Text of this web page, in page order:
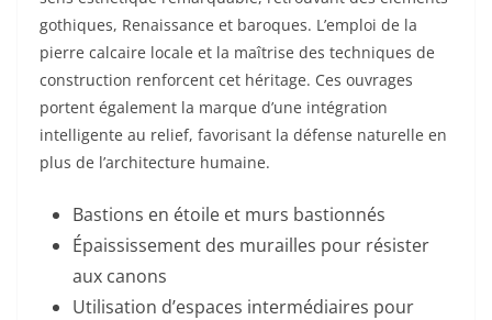
gothiques, Renaissance et baroques. L’emploi de la
pierre calcaire locale et la maîtrise des techniques de
construction renforcent cet héritage. Ces ouvrages
portent également la marque d’une intégration
intelligente au relief, favorisant la défense naturelle en
plus de l’architecture humaine.
Bastions en étoile et murs bastionnés
Épaississement des murailles pour résister
aux canons
Utilisation d’espaces intermédiaires pour